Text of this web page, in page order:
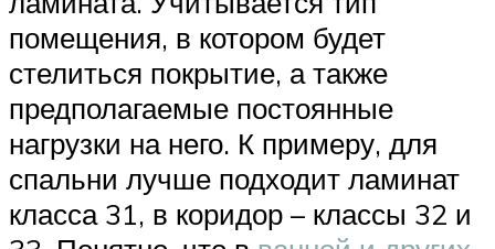
помещения, в котором будет
стелиться покрытие, а также
предполагаемые постоянные
нагрузки на него. К примеру, для
спальни лучше подходит ламинат
класса 31, в коридор – классы 32 и